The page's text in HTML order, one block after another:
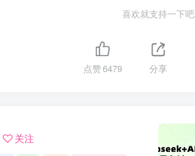
喜欢就支持一下吧
点赞6479 分享
关注